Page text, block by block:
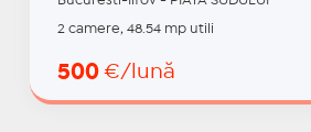
2 camere, 48.54 mp utili
500 €/lună